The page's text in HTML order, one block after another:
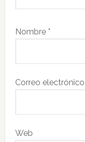
Nombre *
Correo electrónico
Web